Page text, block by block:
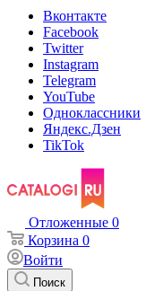
Вконтакте
Facebook
Twitter
Instagram
Telegram
YouTube
Одноклассники
Яндекс.Дзен
TikTok
Отложенные 0
Корзина 0
Войти
Поиск